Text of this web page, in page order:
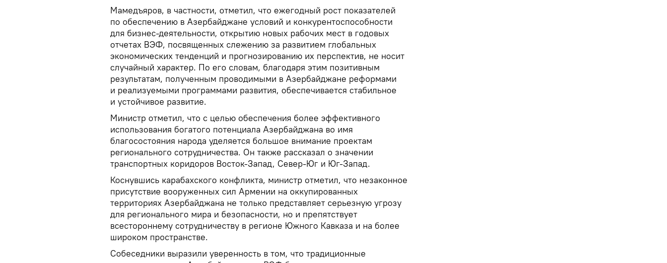
Мамедъяров, в частности, отметил, что ежегодный рост показателей
по обеспечению в Азербайджане условий и конкурентоспособности
для бизнес-деятельности, открытию новых рабочих мест в годовых
отчетах ВЭФ, посвященных слежению за развитием глобальных
экономических тенденций и прогнозированию их перспектив, не носит
случайный характер. По его словам, благодаря этим позитивным
результатам, полученным проводимыми в Азербайджане реформами
и реализуемыми программами развития, обеспечивается стабильное
и устойчивое развитие.
Министр отметил, что с целью обеспечения более эффективного
использования богатого потенциала Азербайджана во имя
благосостояния народа уделяется большое внимание проектам
регионального сотрудничества. Он также рассказал о значении
транспортных коридоров Восток-Запад, Север-Юг и Юг-Запад.
Коснувшись карабахского конфликта, министр отметил, что незаконное
присутствие вооруженных сил Армении на оккупированных
территориях Азербайджана не только представляет серьезную угрозу
для регионального мира и безопасности, но и препятствует
всестороннему сотрудничеству в регионе Южного Кавказа и на более
широком пространстве.
Собеседники выразили уверенность в том, что традиционные